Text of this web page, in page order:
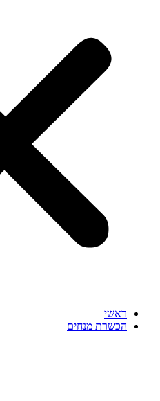
ראשי
הכשרת מנחים